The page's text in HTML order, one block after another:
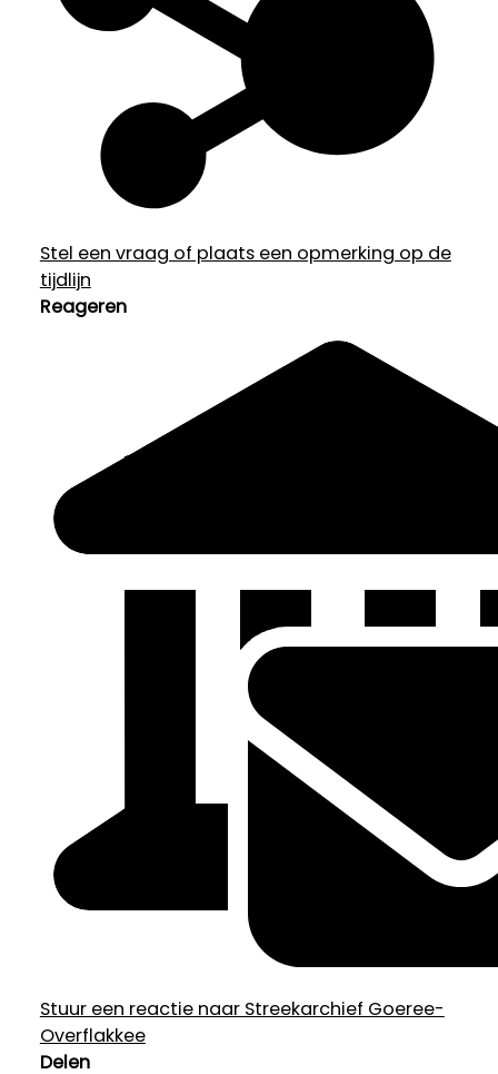
Stel een vraag of plaats een opmerking op de
tijdlijn
Reageren
Stuur een reactie naar Streekarchief Goeree-
Overflakkee
Delen